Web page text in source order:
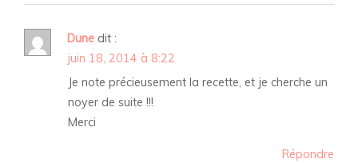
Dune dit :
juin 18, 2014 à 8:22
Je note précieusement la recette, et je cherche un
noyer de suite !!!
Merci
Répondre